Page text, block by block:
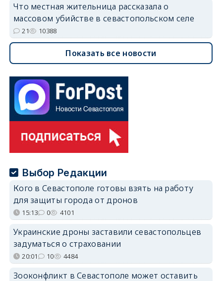
Что местная жительница рассказала о
массовом убийстве в севастопольском селе
21 10388
Показать все новости
Выбор Редакции
Кого в Севастополе готовы взять на работу
для защиты города от дронов
15:13 0 4101
Украинские дроны заставили севастопольцев
задуматься о страховании
20:01 10 4484
Зооконфликт в Севастополе может оставить